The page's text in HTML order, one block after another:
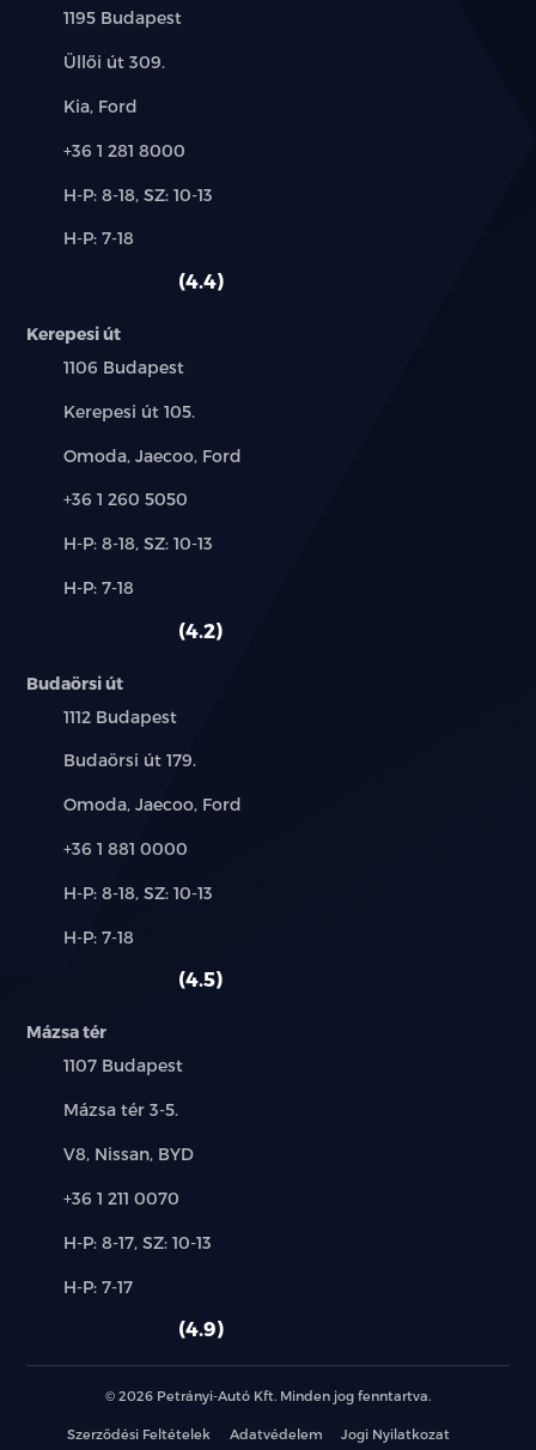
Település:
1195 Budapest
Cím:
Üllői út 309.
Márkák:
Kia, Ford
Telefon:
+36 1 281 8000
Új-
használt
H-P: 8-18, SZ: 10-13
Alkatrész,
H-P: 7-18
4.4
Kerepesi út
Település:
1106 Budapest
Cím:
Kerepesi út 105.
Márkák:
Omoda, Jaecoo, Ford
Telefon:
+36 1 260 5050
Új-
használt
H-P: 8-18, SZ: 10-13
Alkatrész,
H-P: 7-18
4.2
Budaörsi út
Település:
1112 Budapest
Cím:
Budaörsi út 179.
Márkák:
Omoda, Jaecoo, Ford
Telefon:
+36 1 881 0000
Új-
használt
H-P: 8-18, SZ: 10-13
Alkatrész,
H-P: 7-18
4.5
Mázsa tér
Település:
1107 Budapest
Cím:
Mázsa tér 3-5.
Márkák:
V8, Nissan, BYD
Telefon:
+36 1 211 0070
Új-
használt
H-P: 8-17, SZ: 10-13
Alkatrész,
H-P: 7-17
4.9
© 2026 Petrányi-Autó Kft. Minden jog fenntartva.
Szerződési Feltételek Adatvédelem Jogi Nyilatkozat